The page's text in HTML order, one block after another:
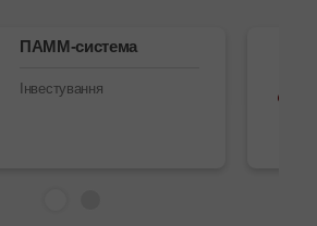
ПАММ-система
Інвестування